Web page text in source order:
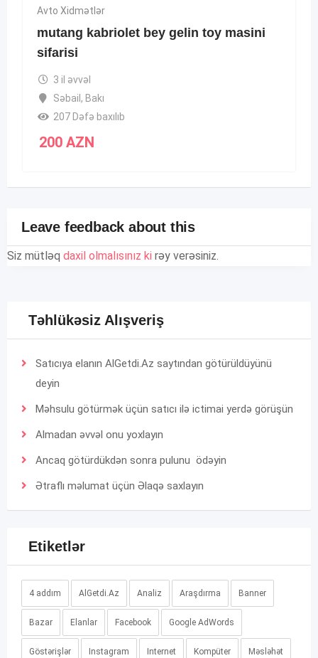
Avto Xidmətlər
mutang kabriolet bey gelin toy masini
sifarisi
3 il əvvəl
Səbail , Bakı
207 Dəfə baxılıb
200 AZN
Leave feedback about this
Siz mütləq daxil olmalısınız ki rəy verəsiniz.
Təhlükəsiz Alışveriş
Satıcıya elanın AlGetdi.Az saytından götürüldüyünü
deyin
Məhsulu götürmək üçün satıcı ilə ictimai yerdə görüşün
Almadan əvvəl onu yoxlayın
Ancaq götürdükdən sonra pulunu ödəyin
Ətraflı məlumat üçün Əlaqə saxlayın
Etiketlər
4 addım AlGetdi.Az Analiz Araşdırma Banner
Bazar Elanlar Facebook Google AdWords
Göstərişlər Instagram Internet Kompüter Məsləhət